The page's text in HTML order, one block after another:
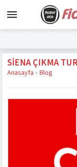
SIENA ÇIKMA
Anasayfa » Blog